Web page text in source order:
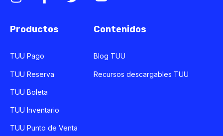
Productos
TUU Pago
TUU Reserva
TUU Boleta
TUU Inventario
TUU Punto de Venta
Contenidos
Blog TUU
Recursos descargables TUU